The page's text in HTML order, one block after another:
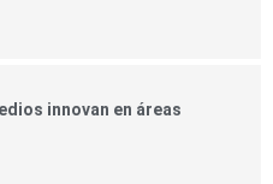
innovan en áreas